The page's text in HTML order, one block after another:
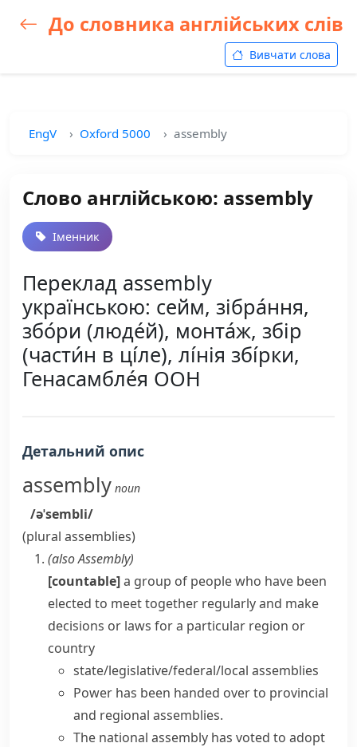
До словника англійських слів
Вивчати слова
EngV Oxford 5000 assembly
Слово англійською: assembly
Іменник
Переклад assembly
українською: сейм, зібра́ння,
збо́ри (люде́й), монта́ж, збір
(части́н в ці́ле), лі́нія збі́рки,
Генасамбле́я ООН
Детальний опис
assembly noun
/əˈsembli/
(plural assemblies)
(alsoAssembly)
[countable]a group of people who have been
elected to meet together regularly and make
decisions or laws for a particular region or
country
state/legislative/federal/local assemblies
Power has been handed over to provincial
and regional assemblies.
The national assembly has voted to adopt